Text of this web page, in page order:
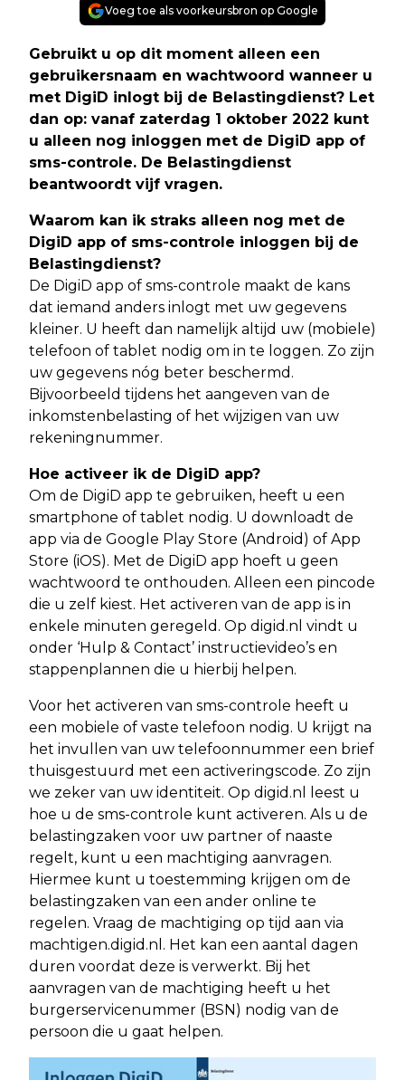
Voeg toe als voorkeursbron op Google
Gebruikt u op dit moment alleen een
gebruikersnaam en wachtwoord wanneer u
met DigiD inlogt bij de Belastingdienst? Let
dan op: vanaf zaterdag 1 oktober 2022 kunt
u alleen nog inloggen met de DigiD app of
sms-controle. De Belastingdienst
beantwoordt vijf vragen.
Waarom kan ik straks alleen nog met de
DigiD app of sms-controle inloggen bij de
Belastingdienst?
De DigiD app of sms-controle maakt de kans
dat iemand anders inlogt met uw gegevens
kleiner. U heeft dan namelijk altijd uw (mobiele)
telefoon of tablet nodig om in te loggen. Zo zijn
uw gegevens nóg beter beschermd.
Bijvoorbeeld tijdens het aangeven van de
inkomstenbelasting of het wijzigen van uw
rekeningnummer.
Hoe activeer ik de DigiD app?
Om de DigiD app te gebruiken, heeft u een
smartphone of tablet nodig. U downloadt de
app via de Google Play Store (Android) of App
Store (iOS). Met de DigiD app hoeft u geen
wachtwoord te onthouden. Alleen een pincode
die u zelf kiest. Het activeren van de app is in
enkele minuten geregeld. Op digid.nl vindt u
onder ‘Hulp & Contact’ instructievideo’s en
stappenplannen die u hierbij helpen.
Voor het activeren van sms-controle heeft u
een mobiele of vaste telefoon nodig. U krijgt na
het invullen van uw telefoonnummer een brief
thuisgestuurd met een activeringscode. Zo zijn
we zeker van uw identiteit. Op digid.nl leest u
hoe u de sms-controle kunt activeren. Als u de
belastingzaken voor uw partner of naaste
regelt, kunt u een machtiging aanvragen.
Hiermee kunt u toestemming krijgen om de
belastingzaken van een ander online te
regelen. Vraag de machtiging op tijd aan via
machtigen.digid.nl. Het kan een aantal dagen
duren voordat deze is verwerkt. Bij het
aanvragen van de machtiging heeft u het
burgerservicenummer (BSN) nodig van de
persoon die u gaat helpen.